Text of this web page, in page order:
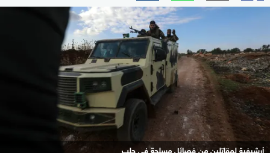
أرشيفية لمقاتلين من فصائل مسلحة في حلب